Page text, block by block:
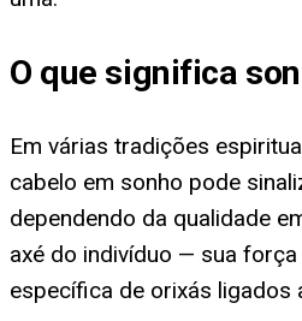
O que significa
Em várias tradições
cabelo em sonho pode
dependendo da qualidade
axé do indivíduo — sua
específica de orixás ligados